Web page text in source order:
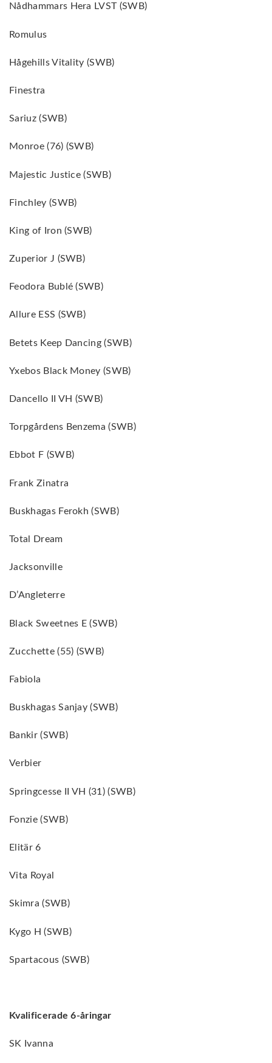
Nådhammars Hera LVST (SWB)
Romulus
Hågehills Vitality (SWB)
Finestra
Sariuz (SWB)
Monroe (76) (SWB)
Majestic Justice (SWB)
Finchley (SWB)
King of Iron (SWB)
Zuperior J (SWB)
Feodora Bublé (SWB)
Allure ESS (SWB)
Betets Keep Dancing (SWB)
Yxebos Black Money (SWB)
Dancello II VH (SWB)
Torpgårdens Benzema (SWB)
Ebbot F (SWB)
Frank Zinatra
Buskhagas Ferokh (SWB)
Total Dream
Jacksonville
D’Angleterre
Black Sweetnes E (SWB)
Zucchette (55) (SWB)
Fabiola
Buskhagas Sanjay (SWB)
Bankir (SWB)
Verbier
Springcesse II VH (31) (SWB)
Fonzie (SWB)
Elitär 6
Vita Royal
Skimra (SWB)
Kygo H (SWB)
Spartacous (SWB)
Kvalificerade 6-åringar
SK Ivanna